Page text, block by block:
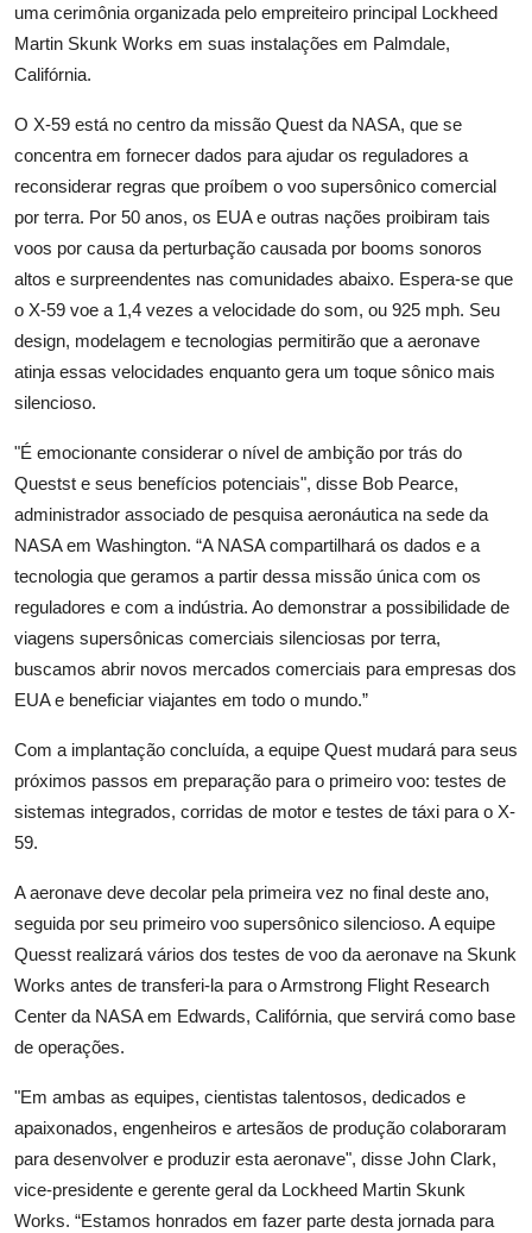
uma cerimônia organizada pelo empreiteiro principal Lockheed
Martin Skunk Works em suas instalações em Palmdale,
Califórnia.
O X-59 está no centro da missão Quest da NASA, que se
concentra em fornecer dados para ajudar os reguladores a
reconsiderar regras que proíbem o voo supersônico comercial
por terra. Por 50 anos, os EUA e outras nações proibiram tais
voos por causa da perturbação causada por booms sonoros
altos e surpreendentes nas comunidades abaixo. Espera-se que
o X-59 voe a 1,4 vezes a velocidade do som, ou 925 mph. Seu
design, modelagem e tecnologias permitirão que a aeronave
atinja essas velocidades enquanto gera um toque sônico mais
silencioso.
"É emocionante considerar o nível de ambição por trás do
Questst e seus benefícios potenciais", disse Bob Pearce,
administrador associado de pesquisa aeronáutica na sede da
NASA em Washington. “A NASA compartilhará os dados e a
tecnologia que geramos a partir dessa missão única com os
reguladores e com a indústria. Ao demonstrar a possibilidade de
viagens supersônicas comerciais silenciosas por terra,
buscamos abrir novos mercados comerciais para empresas dos
EUA e beneficiar viajantes em todo o mundo.”
Com a implantação concluída, a equipe Quest mudará para seus
próximos passos em preparação para o primeiro voo: testes de
sistemas integrados, corridas de motor e testes de táxi para o X-
59.
A aeronave deve decolar pela primeira vez no final deste ano,
seguida por seu primeiro voo supersônico silencioso. A equipe
Quesst realizará vários dos testes de voo da aeronave na Skunk
Works antes de transferi-la para o Armstrong Flight Research
Center da NASA em Edwards, Califórnia, que servirá como base
de operações.
"Em ambas as equipes, cientistas talentosos, dedicados e
apaixonados, engenheiros e artesãos de produção colaboraram
para desenvolver e produzir esta aeronave", disse John Clark,
vice-presidente e gerente geral da Lockheed Martin Skunk
Works. “Estamos honrados em fazer parte desta jornada para